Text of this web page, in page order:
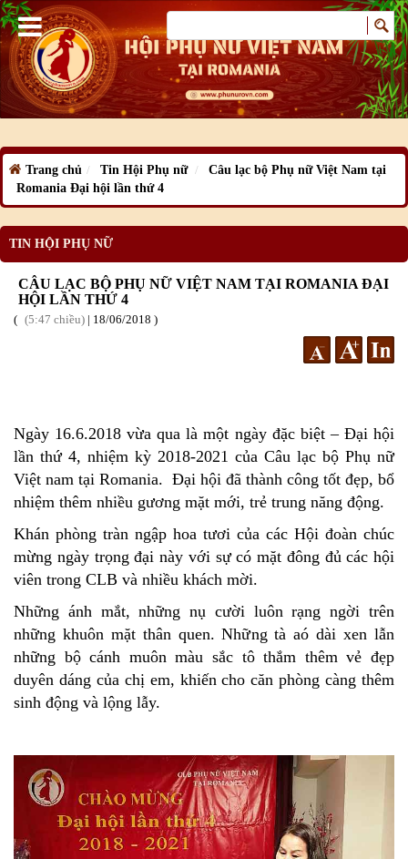
Trang chủ Tin Hội Phụ nữ
Câu lạc bộ Phụ nữ Việt Nam tại
Romania Đại hội lần thứ 4
TIN HỘI PHỤ NỮ
CÂU LẠC BỘ PHỤ NỮ VIỆT NAM TẠI ROMANIA ĐẠI
HỘI LẦN THỨ 4
5:47 chiều | 18/06/2018
Ngày 16.6.2018 vừa qua là một ngày đặc biệt – Đại hội
lần thứ 4, nhiệm kỳ 2018-2021 của Câu lạc bộ Phụ nữ
Việt nam tại Romania. Đại hội đã thành công tốt đẹp, bổ
nhiệm thêm nhiều gương mặt mới, trẻ trung năng động.
Khán phòng tràn ngập hoa tươi của các Hội đoàn chúc
mừng ngày trọng đại này với sự có mặt đông đủ các hội
viên trong CLB và nhiều khách mời.
Những ánh mắt, những nụ cười luôn rạng ngời trên
những khuôn mặt thân quen. Những tà aó dài xen lẫn
những bộ cánh muôn màu sắc tô thắm thêm vẻ đẹp
duyên dáng của chị em, khiến cho căn phòng càng thêm
sinh động và lộng lẫy.